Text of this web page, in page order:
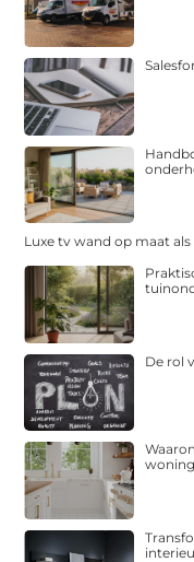
Luxe tv wand op maat
De rol